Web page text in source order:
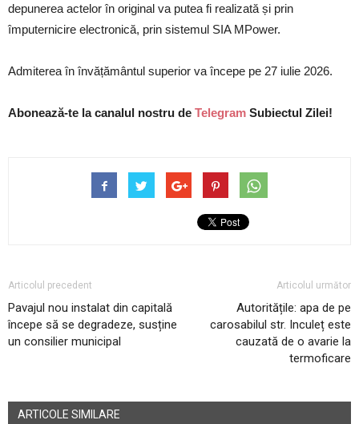
depunerea actelor în original va putea fi realizată și prin
împuternicire electronică, prin sistemul SIA MPower.
Admiterea în învățământul superior va începe pe 27 iulie 2026.
Abonează-te la canalul nostru de Telegram Subiectul Zilei!
Articolul precedent
Pavajul nou instalat din capitală
începe să se degradeze, susține
un consilier municipal
Articolul următor
Autoritățile: apa de pe
carosabilul str. Inculeț este
cauzată de o avarie la
termoficare
ARTICOLE SIMILARE